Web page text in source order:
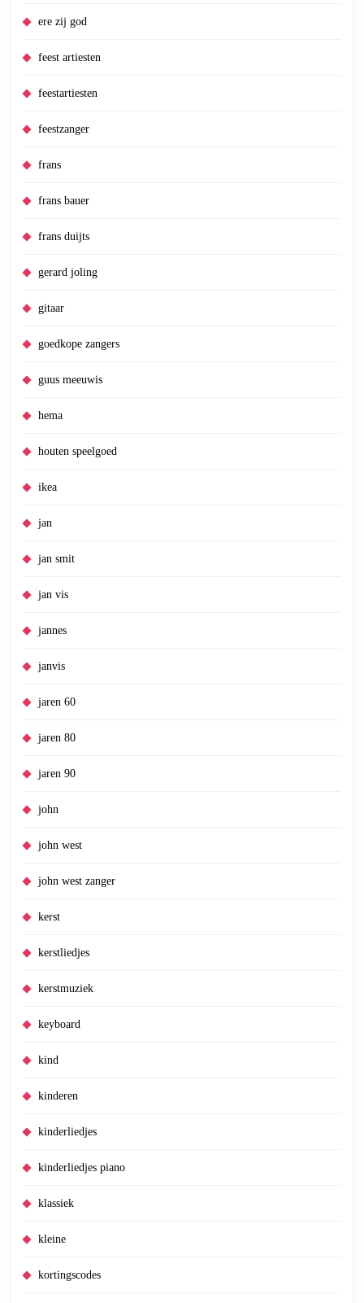
ere zij god
feest artiesten
feestartiesten
feestzanger
frans
frans bauer
frans duijts
gerard joling
gitaar
goedkope zangers
guus meeuwis
hema
houten speelgoed
ikea
jan
jan smit
jan vis
jannes
janvis
jaren 60
jaren 80
jaren 90
john
john west
john west zanger
kerst
kerstliedjes
kerstmuziek
keyboard
kind
kinderen
kinderliedjes
kinderliedjes piano
klassiek
kleine
kortingscodes